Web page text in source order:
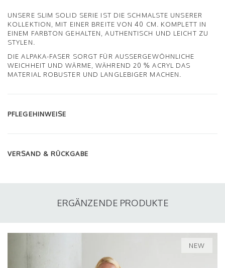
UNSERE SLIM SOLID SERIE IST DIE SCHMALSTE UNSERER
KOLLEKTION, MIT EINER BREITE VON 40 CM. KOMPLETT IN
EINEM FARBTON GEHALTEN, AUTHENTISCH UND LEICHT ZU
STYLEN.
DIE ALPAKA-FASER SORGT FÜR AUSSERGEWÖHNLICHE W
EICHHEIT UND WÄRME, WÄHREND 20 % ACRYL DAS M
ATERIAL ROBUSTER UND LANGLEBIGER MACHEN.
PFLEGEHINWEISE
VERSAND & RÜCKGABE
ERGÄNZENDE PRODUKTE
NEW